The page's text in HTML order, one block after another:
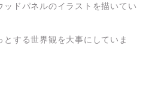
ッドパネルのイラストを描いてい
する世界観を大事にしていま